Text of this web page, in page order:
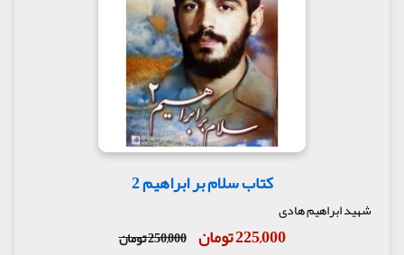
کتاب سلام بر ابراهیم 2
شهید ابراهیم هادی
225,000 تومان 250,000 تومان